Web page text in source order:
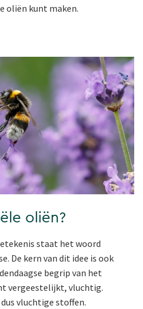
oliën kunt maken.
oliën?
staat het woord
De kern van dit idee is ook
begrip van het
vergeestelijkt, vluchtig.
vluchtige stoffen.